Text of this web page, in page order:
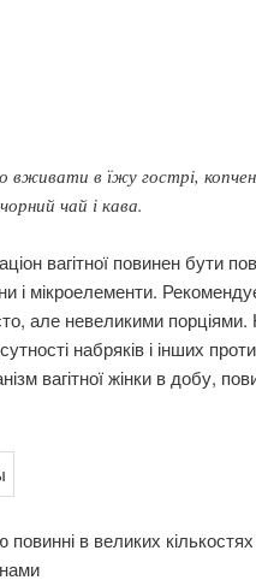
в їжу гострі,
чай і кава.
вагітної повинен бути
і мікроелементи.
але невеликими порціями.
набряків і інших
вагітної жінки в добу,
повинні в великих